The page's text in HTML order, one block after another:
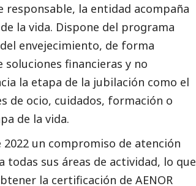
responsable, la entidad acompaña
la vida. Dispone del programa
envejecimiento, de forma
financieras y no
la etapa de la jubilación como el
de ocio, cuidados, formación o
de la vida.
un compromiso de atención
sus áreas de actividad, lo que
la certificación de AENOR